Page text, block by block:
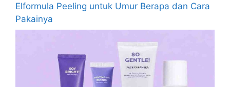
Elformula Peeling untuk Umur Berapa dan Cara
Pakainya